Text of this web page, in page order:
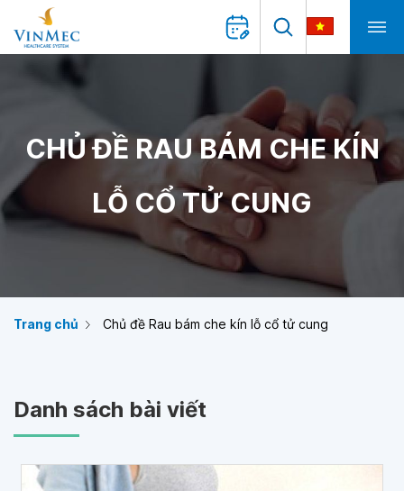
CHỦ ĐỀ RAU BÁM CHE KÍN
LỖ CỔ TỬ CUNG
Trang chủ Chủ đề Rau bám che kín lỗ cổ tử cung
Danh sách bài viết